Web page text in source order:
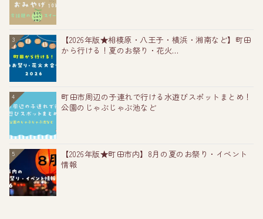
3
【2026年版★相模原・八王子・横浜・湘南など】町田
から行ける！夏のお祭り・花火...
4
町田市周辺の子連れで行ける水遊びスポットまとめ！
公園のじゃぶじゃぶ池など
5
【2026年版★町田市内】8月の夏のお祭り・イベント
情報